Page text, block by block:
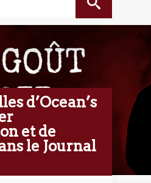
d’Ocean’s
et de
le Journal